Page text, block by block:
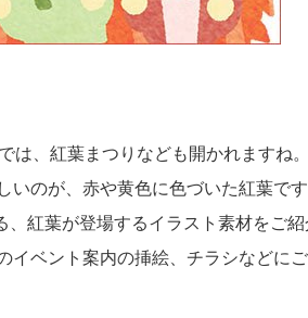
は、紅葉まつりなども開かれますね。
のが、赤や黄色に色づいた紅葉です
紅葉が登場するイラスト素材をご紹
イベント案内の挿絵、チラシなどに